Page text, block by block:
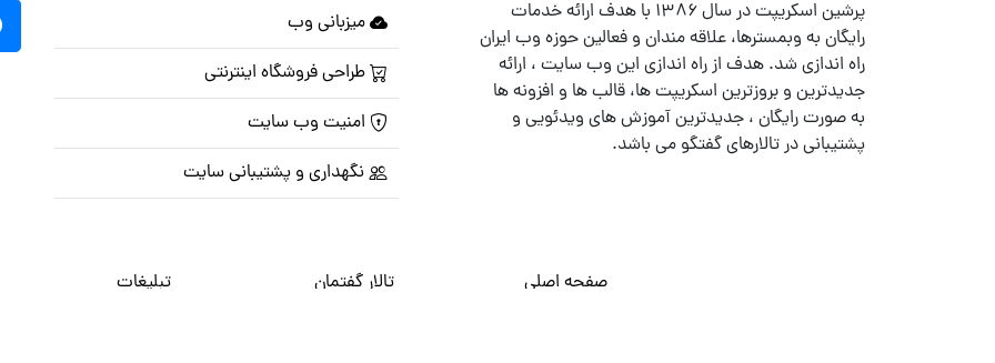
پرشین اسکریپت در سال ۱۳۸۶ با هدف ارائه خدمات
رایگان به وبمسترها، علاقه مندان و فعالین حوزه وب ایران
راه اندازی شد. هدف از راه اندازی این وب سایت ، ارائه
جدیدترین و بروزترین اسکریپت ها، قالب ها و افزونه ها
به صورت رایگان ، جدیدترین آموزش های ویدئویی و
پشتیبانی در تالارهای گفتگو می باشد.
میزبانی وب
طراحی فروشگاه اینترنتی
امنیت وب سایت
نگهداری و پشتیبانی سایت
صفحه اصلی تالار گفتمان تبلیغات